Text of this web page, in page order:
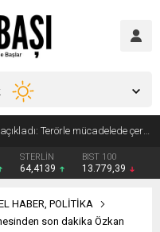
Süleyman Soylu ‘çok korktum’ deyip ilk kez açıkladı: En büyük tehdit dışarısıdır!
STERLİN
64,4139
BIST 100
13.779,39
HABER, POLİTİKA
son dakika Özkan